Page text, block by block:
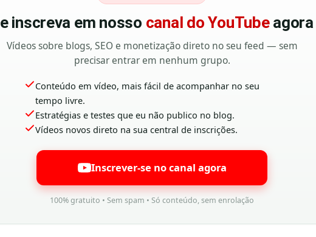
Se inscreva em nosso canal do YouTubeagora
Vídeos sobre blogs, SEO e monetização direto no seu feed — sem
precisar entrar em nenhum grupo.
Conteúdo em vídeo, mais fácil de acompanhar no seu
tempo livre.
Estratégias e testes que eu não publico no blog.
Vídeos novos direto na sua central de inscrições.
Inscrever-se no canal agora
100% gratuito • Sem spam • Só conteúdo, sem enrolação